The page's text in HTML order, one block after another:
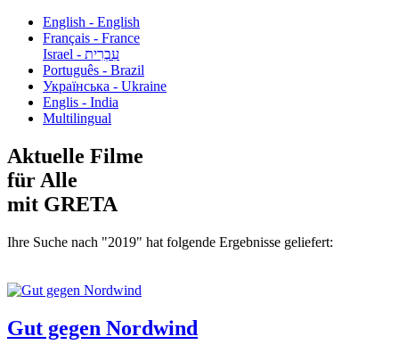
English - English
Français - France
עִבְרִית - Israel
Português - Brazil
Українська - Ukraine
Englis - India
Multilingual
Aktuelle Filme
für Alle
mit GRETA
Ihre Suche nach "2019" hat folgende Ergebnisse geliefert:
Gut gegen Nordwind